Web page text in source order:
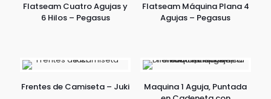
Flatseam Cuatro Agujas y
6 Hilos – Pegasus
Flatseam Máquina Plana 4
Agujas – Pegasus
Frentes de Camiseta – Juki
Maquina 1 Aguja, Puntada